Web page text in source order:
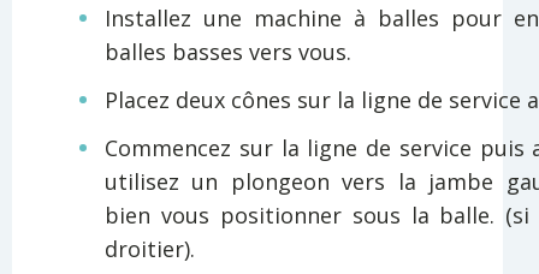
Installez une machine à balles pour
balles basses vers vous.
Placez deux cônes sur la ligne de service
Commencez sur la ligne de service puis
utilisez un plongeon vers la jambe
bien vous positionner sous la balle. (si
droitier).